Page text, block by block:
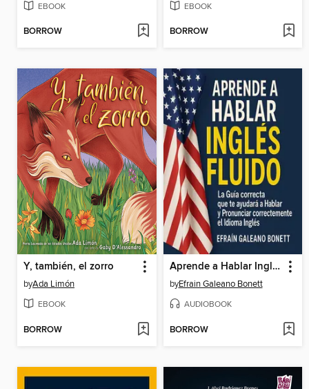
EBOOK
BORROW
EBOOK
BORROW
Y, también, el zorro
byAda Limón
EBOOK
BORROW
Aprende a Hablar Inglés Fluido
byEfrain Galeano Bonett
AUDIOBOOK
BORROW